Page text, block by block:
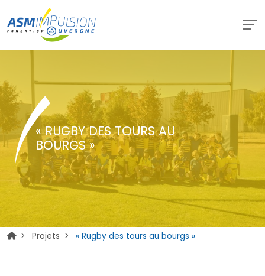
« RUGBY DES TOURS AU
BOURGS »
> Projets > « Rugby des tours au bourgs »